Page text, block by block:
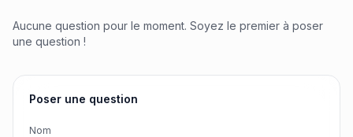
Aucune question pour le moment. Soyez le premier à poser
une question !
Poser une question
Nom